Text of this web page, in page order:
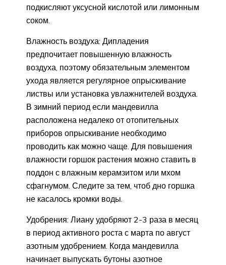
подкисляют уксусной кислотой или лимонным
соком.
Влажность воздуха: Дипладения
предпочитает повышенную влажность
воздуха, поэтому обязательным элементом
ухода является регулярное опрыскивание
листвы или установка увлажнителей воздуха.
В зимний период если мандевилла
расположена недалеко от отопительных
приборов опрыскивание необходимо
проводить как можно чаще. Для повышения
влажности горшок растения можно ставить в
поддон с влажным керамзитом или мхом
сфагнумом. Следите за тем, чтоб дно горшка
не касалось кромки воды.
Удобрения: Лиану удобряют 2-3 раза в месяц
в период активного роста с марта по август
азотным удобрением. Когда мандевилла
начинает выпускать бутоны азотное